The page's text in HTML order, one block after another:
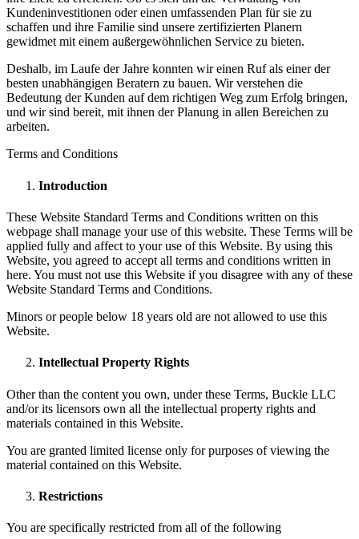
Kundeninvestitionen oder einen umfassenden Plan für sie zu
schaffen und ihre Familie sind unsere zertifizierten Planern
gewidmet mit einem außergewöhnlichen Service zu bieten.
Deshalb, im Laufe der Jahre konnten wir einen Ruf als einer der
besten unabhängigen Beratern zu bauen. Wir verstehen die
Bedeutung der Kunden auf dem richtigen Weg zum Erfolg bringen,
und wir sind bereit, mit ihnen der Planung in allen Bereichen zu
arbeiten.
Terms and Conditions
Introduction
These Website Standard Terms and Conditions written on this
webpage shall manage your use of this website. These Terms will be
applied fully and affect to your use of this Website. By using this
Website, you agreed to accept all terms and conditions written in
here. You must not use this Website if you disagree with any of these
Website Standard Terms and Conditions.
Minors or people below 18 years old are not allowed to use this
Website.
Intellectual Property Rights
Other than the content you own, under these Terms, Buckle LLC
and/or its licensors own all the intellectual property rights and
materials contained in this Website.
You are granted limited license only for purposes of viewing the
material contained on this Website.
Restrictions
You are specifically restricted from all of the following